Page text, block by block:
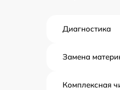
Диагностика
Замена
Комплексная